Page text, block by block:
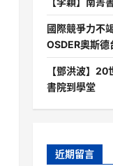
國際競爭力不
OSDER奧斯德
【鄧洪波】
書院到學堂
近期留言